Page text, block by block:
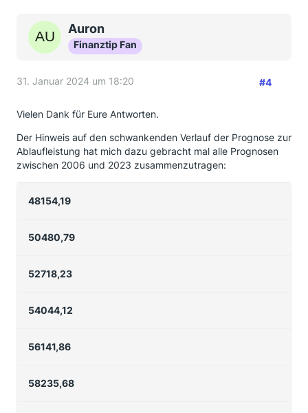
Auron
Finanztip Fan
31. Januar 2024 um 18:20 #4
Vielen Dank für Eure Antworten.
Der Hinweis auf den schwankenden Verlauf der Prognose zur
Ablaufleistung hat mich dazu gebracht mal alle Prognosen
zwischen 2006 und 2023 zusammenzutragen:
48154,19
50480,79
52718,23
54044,12
56141,86
58235,68